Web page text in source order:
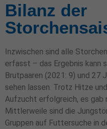
Bilanz der
Inzwischen sind alle
erfasst – das Ergebnis kann
Brutpaaren (2021: 9) und 27
sehen lassen. Trotz Hitze
Aufzucht erfolgreich, es gab
Mittlerweile sind die
Gruppen auf Futtersuche in